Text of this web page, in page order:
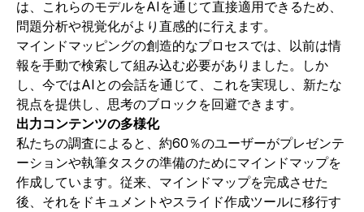
は、これらのモデルをAIを通じて直接適用できるため、
問題分析や視覚化がより直感的に行えます。
マインドマッピングの創造的なプロセスでは、以前は情
報を手動で検索して組み込む必要がありました。しか
し、今ではAIとの会話を通じて、これを実現し、新たな
視点を提供し、思考のブロックを回避できます。
出力コンテンツの多様化
私たちの調査によると、約60％のユーザーがプレゼンテ
ーションや執筆タスクの準備のためにマインドマップを
作成しています。従来、マインドマップを完成させた
後、それをドキュメントやスライド作成ツールに移行す